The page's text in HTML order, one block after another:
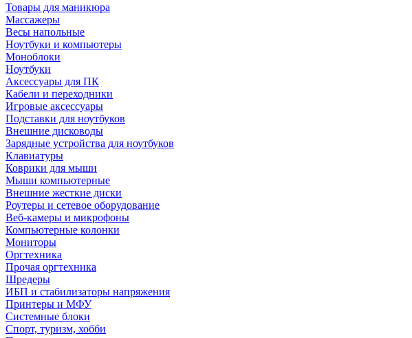
Товары для маникюра
Массажеры
Весы напольные
Ноутбуки и компьютеры
Моноблоки
Ноутбуки
Аксессуары для ПК
Кабели и переходники
Игровые аксессуары
Подставки для ноутбуков
Внешние дисководы
Зарядные устройства для ноутбуков
Клавиатуры
Коврики для мыши
Мыши компьютерные
Внешние жесткие диски
Роутеры и сетевое оборудование
Веб-камеры и микрофоны
Компьютерные колонки
Мониторы
Оргтехника
Прочая оргтехника
Шредеры
ИБП и стабилизаторы напряжения
Принтеры и МФУ
Системные блоки
Спорт, туризм, хобби